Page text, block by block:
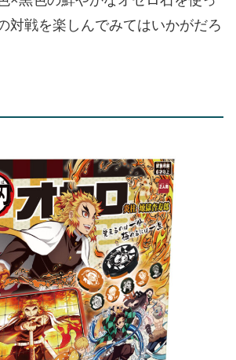
対戦を楽しんでみてはいかがだろ